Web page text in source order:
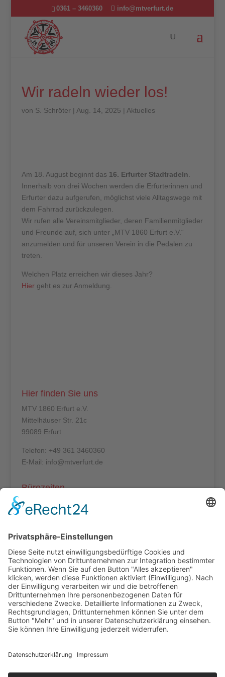
0361 – 3460360 info@mtverfurt.de
Wir radeln wieder los!
von S. Schröter | Aug. 14, 2025 | Aktuelles
Am 18. August beginnt das 16. Erfurter Stadtradeln
Innerhalb von drei Wochen werden die Erfurterinnen und
Erfurter dazu aufgerufen, möglichst viele Alltagswege mit
dem Fahrrad zurückzulegen.
Wir rufen alle Vereinsmitglieder, deren Familienmitglieder
und Freunde auf, sich unter „MTV 1860 Erfurt e.V.“
anzumelden und für unseren Verein in die Pedalen zu
treten.
Welchen Platz erreichen wir dieses Jahr?
Hiergeht es zur Anmeldung.
Hier finden Sie uns
MTV 1860 Erfurt e.V.
Mittelhäuser Str. 21c
99089 Erfurt
Telefon: +49 361 3460360
E-Mail: info@mtverfurt.de
Bürozeiten
Mo – Do: 8:00 – 14:00 Uhr
Termine außerhalb unserer Geschäftszeiten nur
nach Absprache.
Folgt uns auf facebook